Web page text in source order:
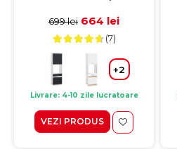
sonoma deschis,
699 lei 664 lei
(7)
+2
Livrare: 4-10 zile lucratoare
VEZI PRODUS